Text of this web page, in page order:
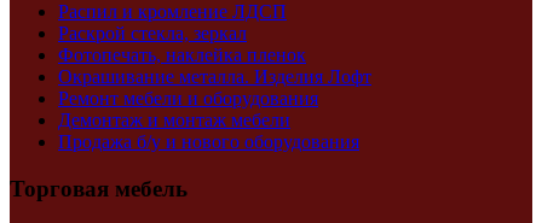
Распил и кромление ЛДСП
Раскрой стекла, зеркал
Фотопечать, наклейка пленок
Окрашивание металла. Изделия Лофт
Ремонт мебели и оборудования
Демонтаж и монтаж мебели
Продажа б/у и нового оборудования
Торговая мебель